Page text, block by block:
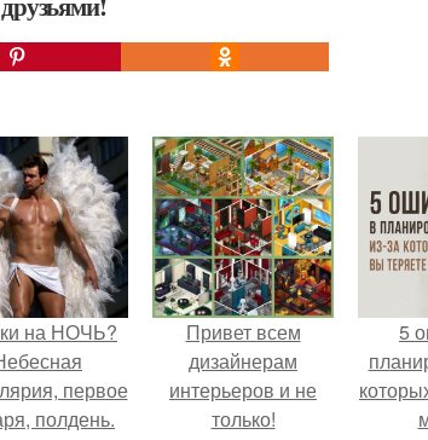
на НОЧЬ?
первое
полдень.
Привет всем
дизайнерам
интерьеров и не
только!
5